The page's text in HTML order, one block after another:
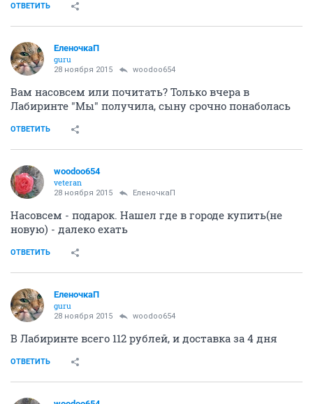
ОТВЕТИТЬ
ЕленочкаП
guru
28 ноября 2015 woodoo654
Вам насовсем или почитать? Только вчера в
Лабиринте "Мы" получила, сыну срочно понаболась
ОТВЕТИТЬ
woodoo654
veteran
28 ноября 2015 ЕленочкаП
Насовсем - подарок. Нашел где в городе купить(не
новую) - далеко ехать
ОТВЕТИТЬ
ЕленочкаП
guru
28 ноября 2015 woodoo654
В Лабиринте всего 112 рублей, и доставка за 4 дня
ОТВЕТИТЬ